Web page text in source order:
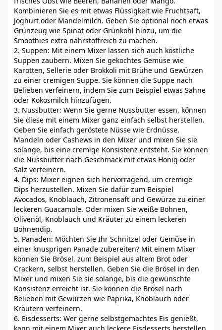
Kombinieren Sie es mit etwas Flüssigkeit wie Fruchtsaft,
Joghurt oder Mandelmilch. Geben Sie optional noch etwas
Grünzeug wie Spinat oder Grünkohl hinzu, um die
Smoothies extra nährstoffreich zu machen.
2. Suppen: Mit einem Mixer lassen sich auch köstliche
Suppen zaubern. Mixen Sie gekochtes Gemüse wie
Karotten, Sellerie oder Brokkoli mit Brühe und Gewürzen
zu einer cremigen Suppe. Sie können die Suppe nach
Belieben verfeinern, indem Sie zum Beispiel etwas Sahne
oder Kokosmilch hinzufügen.
3. Nussbutter: Wenn Sie gerne Nussbutter essen, können
Sie diese mit einem Mixer ganz einfach selbst herstellen.
Geben Sie einfach geröstete Nüsse wie Erdnüsse,
Mandeln oder Cashews in den Mixer und mixen Sie sie
solange, bis eine cremige Konsistenz entsteht. Sie können
die Nussbutter nach Geschmack mit etwas Honig oder
Salz verfeinern.
4. Dips: Mixer eignen sich hervorragend, um cremige
Dips herzustellen. Mixen Sie dafür zum Beispiel
Avocados, Knoblauch, Zitronensaft und Gewürze zu einer
leckeren Guacamole. Oder mixen Sie weiße Bohnen,
Olivenöl, Knoblauch und Kräuter zu einem leckeren
Bohnendip.
5. Panaden: Möchten Sie Ihr Schnitzel oder Gemüse in
einer knusprigen Panade zubereiten? Mit einem Mixer
können Sie Brösel, zum Beispiel aus altem Brot oder
Crackern, selbst herstellen. Geben Sie die Brösel in den
Mixer und mixen Sie sie solange, bis die gewünschte
Konsistenz erreicht ist. Sie können die Brösel nach
Belieben mit Gewürzen wie Paprika, Knoblauch oder
Kräutern verfeinern.
6. Eisdesserts: Wer gerne selbstgemachtes Eis genießt,